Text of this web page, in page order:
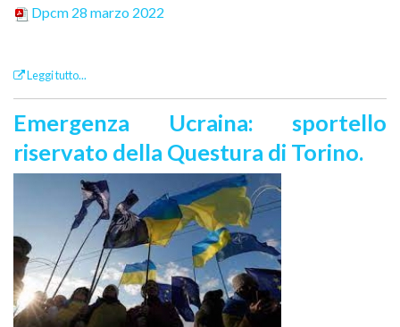
Dpcm 28 marzo 2022
Leggi tutto...
Emergenza Ucraina: sportello
riservato della Questura di Torino.